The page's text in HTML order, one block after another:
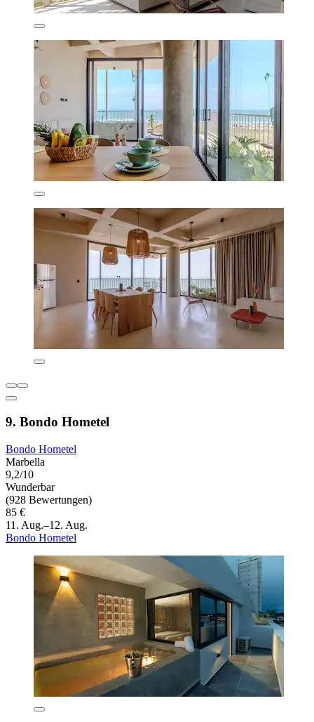
9. Bondo Hometel
Bondo Hometel
Marbella
9,2/10
Wunderbar
(928 Bewertungen)
85 €
11. Aug.–12. Aug.
Bondo Hometel